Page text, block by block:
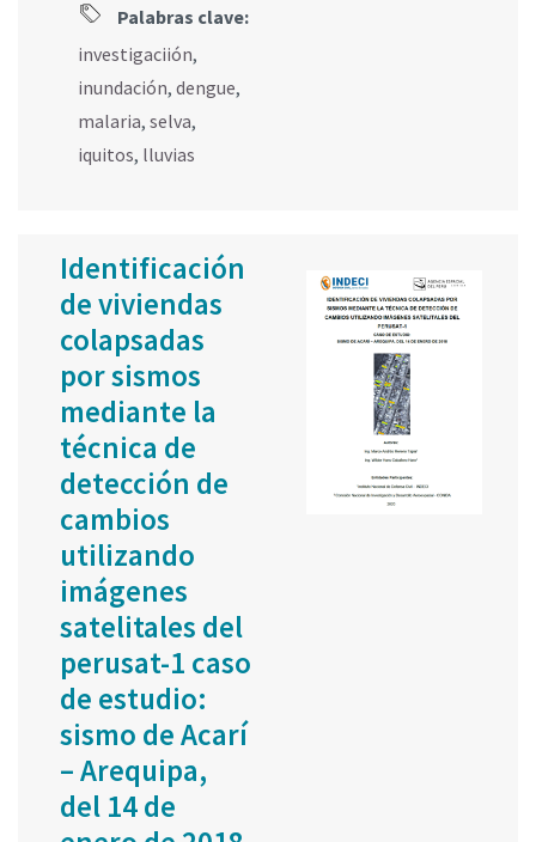
Palabras clave:
investigaciión,
inundación, dengue,
malaria, selva,
iquitos, lluvias
Identificación
de viviendas
colapsadas
por sismos
mediante la
técnica de
detección de
cambios
utilizando
imágenes
satelitales del
perusat-1 caso
de estudio:
sismo de Acarí
– Arequipa,
del 14 de